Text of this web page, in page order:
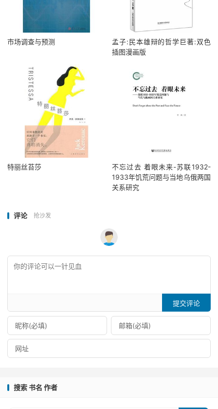
市场调查与预测
孟子:民本雄辩的哲学巨著:双色
插图漫画版
特丽丝苔莎
不忘过去 着眼未来-苏联1932-
1933年饥荒问题与当地乌俄两国
关系研究
评论 抢沙发
提交评论
搜索 书名 作者